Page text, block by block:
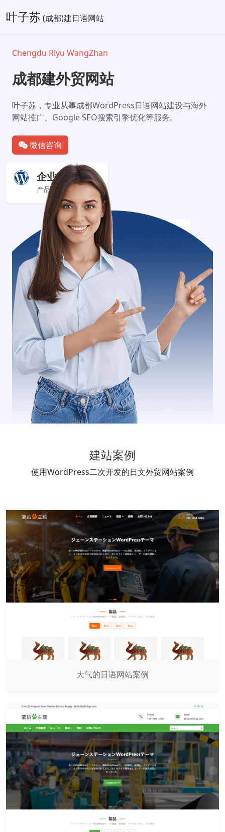
叶子苏 (成都)建日语网站
Chengdu Riyu WangZhan
成都建外贸网站
叶子苏，专业从事成都WordPress日语网站建设与海外
网站推广、Google SEO搜索引擎优化等服务。
微信咨询
企业官网+
产品服务展示型网站
建站案例
使用WordPress二次开发的日文外贸网站案例
大气的日语网站案例